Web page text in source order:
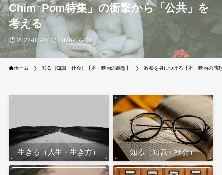
Chim↑Pom特集」の衝撃から「公共」を
考える
2022-03-23 2026-07-23
ホーム 知る（知識・社会）【本・映画の感想】 教養を身につける【本・映画の感
生きる（人生・生き方） 知る（知識・社会）